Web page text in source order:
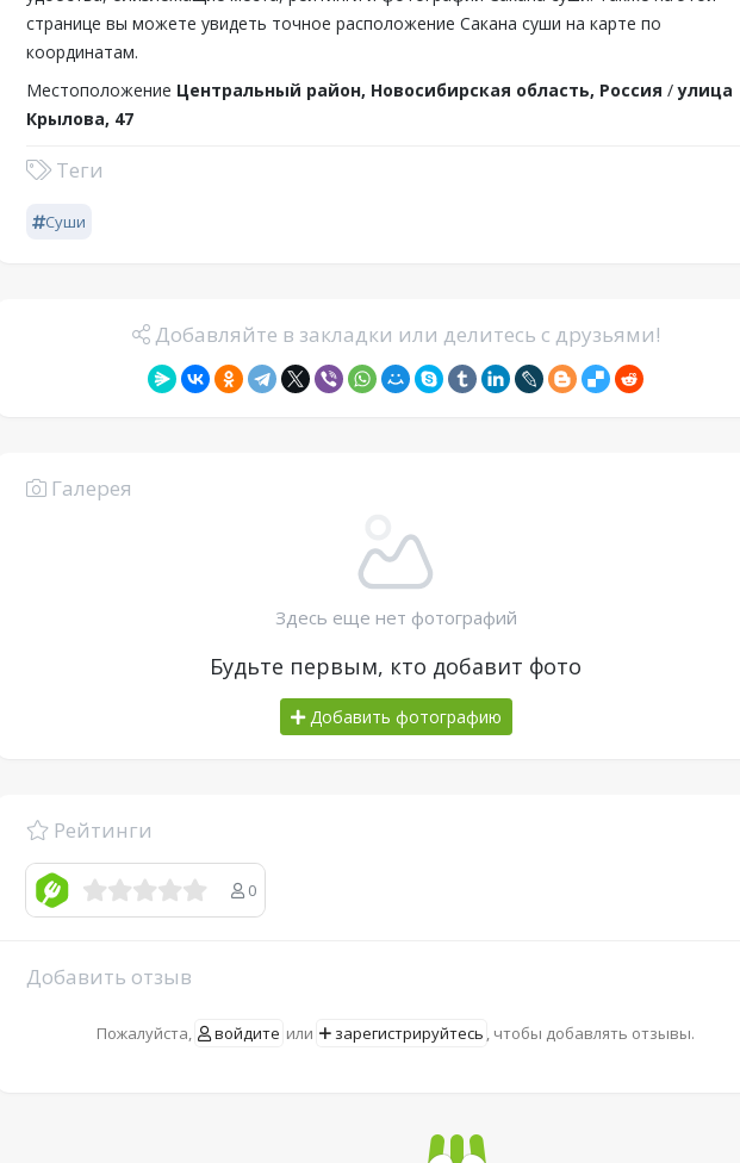
странице вы можете увидеть точное расположение Сакана суши на карте по
координатам.
Местоположение Центральный район, Новосибирская область, Россия /улица
Крылова, 47
Теги
Суши
Добавляйте в закладки или делитесь с друзьями!
Галерея
Здесь еще нет фотографий
Будьте первым, кто добавит фото
Добавить фотографию
Рейтинги
0
Добавить отзыв
Пожалуйста, войдите или зарегистрируйтесь , чтобы добавлять отзывы.